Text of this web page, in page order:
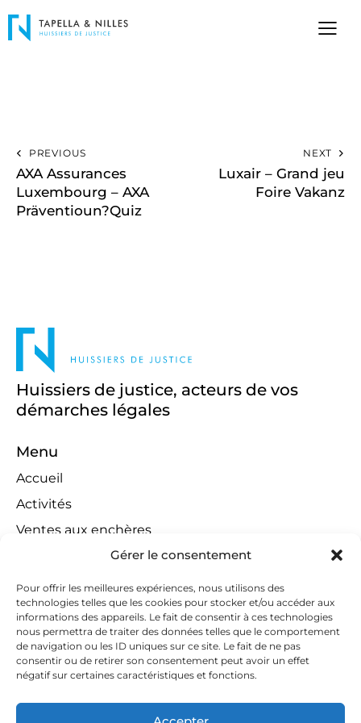
Gérer le consentement
Pour offrir les meilleures expériences, nous utilisons des
technologies telles que les cookies pour stocker et/ou accéder aux
informations des appareils. Le fait de consentir à ces technologies
nous permettra de traiter des données telles que le comportement
de navigation ou les ID uniques sur ce site. Le fait de ne pas
consentir ou de retirer son consentement peut avoir un effet
négatif sur certaines caractéristiques et fonctions.
PREVIOUS
AXA Assurances
Luxembourg – AXA
Präventioun?Quiz
NEXT
Luxair – Grand jeu
Foire Vakanz
Huissiers de justice, acteurs de vos
démarches légales
Menu
Accueil
Activités
Ventes aux enchères
Compétences territoriales
Jeux concours
Liens
Contact
Contactez-nous
huissiers@tapella-nilles.lu